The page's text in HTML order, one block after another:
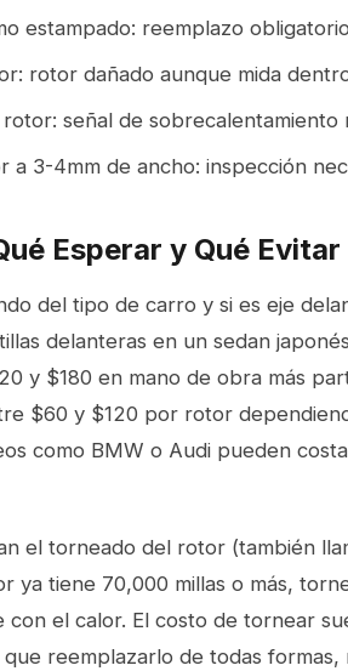
estampado: reemplazo obligatorio
rotor dañado aunque mida
señal de sobrecalentamiento
3-4mm de ancho: inspección
Esperar y Qué
del tipo de carro y si es eje
delanteras en un sedan
y $180 en mano de obra más
$60 y $120 por rotor
como BMW o Audi pueden
el torneado del rotor (también
ya tiene 70,000 millas o más,
con el calor. El costo de tornear
reemplazarlo de todas formas,